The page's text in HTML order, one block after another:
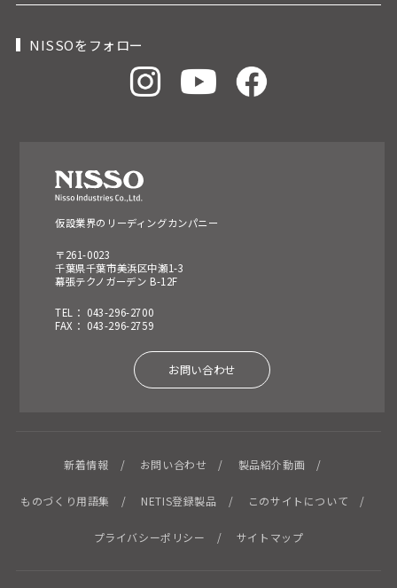
NISSOをフォロー
仮設業界のリーディングカンパニー
〒261-0023
千葉県千葉市美浜区中瀬1-3
幕張テクノガーデン B-12F
TEL： 043-296-2700
FAX： 043-296-2759
お問い合わせ
新着情報 お問い合わせ 製品紹介動画
ものづくり用語集 NETIS登録製品 このサイトについて
プライバシーポリシー サイトマップ